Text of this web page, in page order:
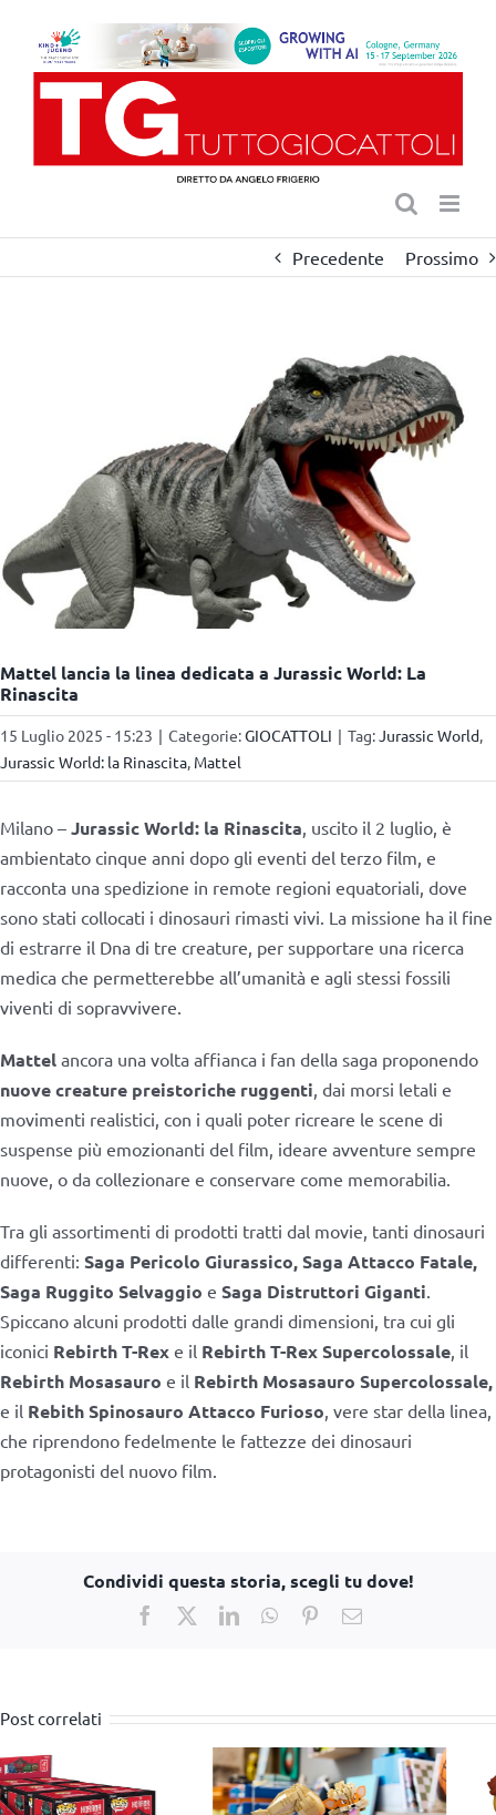
contenuto
Precedente Prossimo
Mattel lancia la linea dedicata a Jurassic World: La
Rinascita
15 Luglio 2025 - 15:23 | Categorie:GIOCATTOLI | Tag:Jurassic World,
Jurassic World: la Rinascita, Mattel
Milano – Jurassic World: la Rinascita, uscito il 2 luglio, è
ambientato cinque anni dopo gli eventi del terzo film, e
racconta una spedizione in remote regioni equatoriali, dove
sono stati collocati i dinosauri rimasti vivi. La missione ha il fine
di estrarre il Dna di tre creature, per supportare una ricerca
medica che permetterebbe all’umanità e agli stessi fossili
viventi di sopravvivere.
Mattel ancora una volta affianca i fan della saga proponendo
nuove creature preistoriche ruggenti, dai morsi letali e
movimenti realistici, con i quali poter ricreare le scene di
suspense più emozionanti del film, ideare avventure sempre
nuove, o da collezionare e conservare come memorabilia.
Tra gli assortimenti di prodotti tratti dal movie, tanti dinosauri
differenti: Saga Pericolo Giurassico, Saga Attacco Fatale,
Saga Ruggito Selvaggio e Saga Distruttori Giganti.
Spiccano alcuni prodotti dalle grandi dimensioni, tra cui gli
iconici Rebirth T-Rex e il Rebirth T-Rex Supercolossale, il
Rebirth Mosasauro e il Rebirth Mosasauro Supercolossale,
e il Rebith Spinosauro Attacco Furioso, vere star della linea,
che riprendono fedelmente le fattezze dei dinosauri
protagonisti del nuovo film.
Condividi questa storia, scegli tu dove!
Facebook
X LinkedInWhatsApp
PinterestEmail
Post correlati